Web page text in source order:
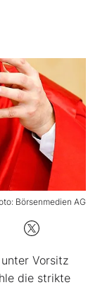
Börsenmedien AG
Vorsitz
die strikte